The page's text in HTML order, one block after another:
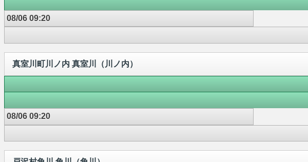
08/06 09:20
真室川町川ノ内 真室川（川ノ内）
08/06 09:20